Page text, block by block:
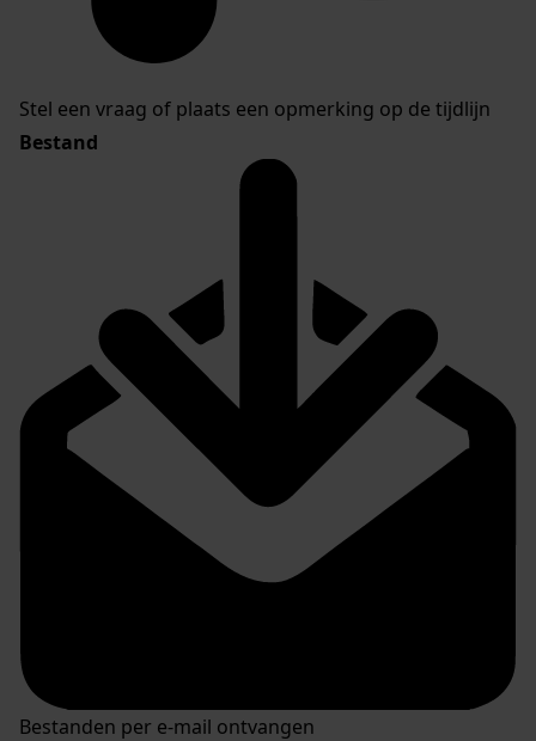
Stel een vraag of plaats een opmerking op de tijdlijn
Bestand
Bestanden per e-mail ontvangen